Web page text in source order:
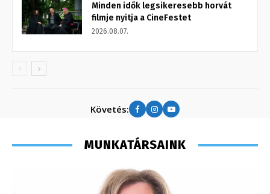
Minden idők legsikeresebb horvát
filmje nyitja a CineFestet
2026.08.07.
Követés:
MUNKATÁRSAINK